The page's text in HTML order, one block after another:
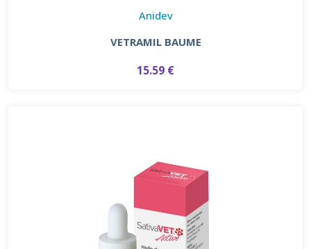
Anidev
VETRAMIL BAUME
15.59 €